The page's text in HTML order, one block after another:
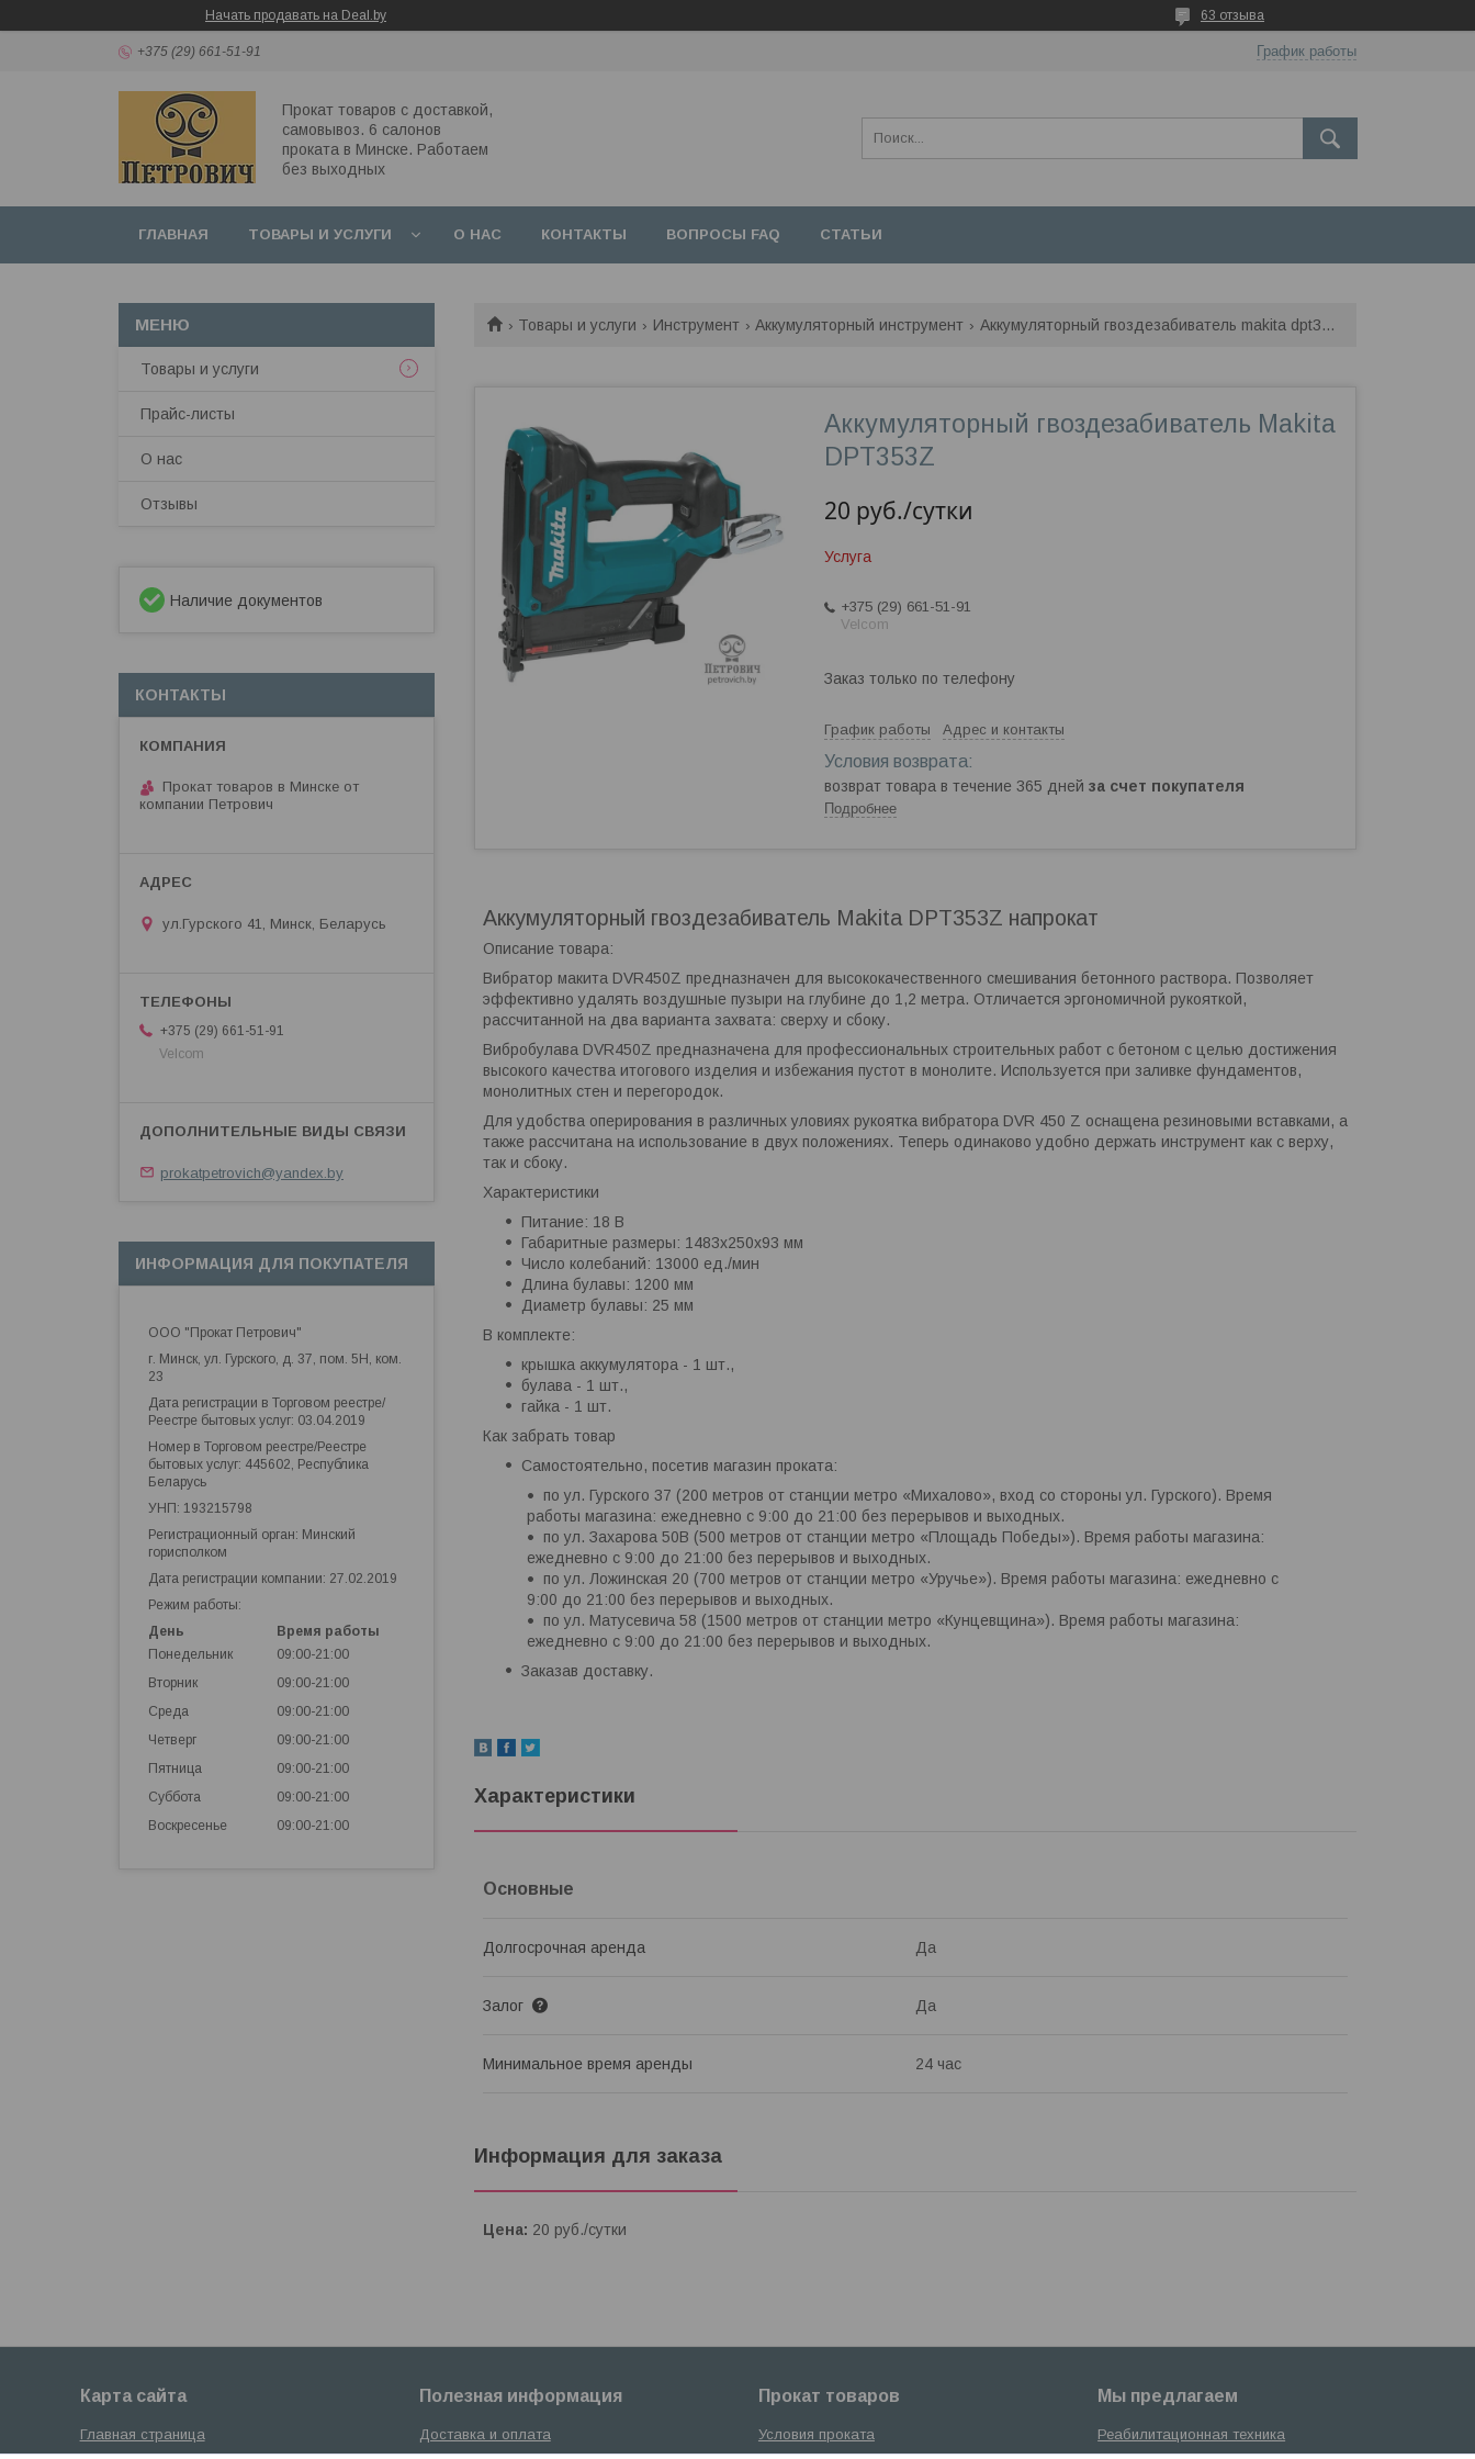
Начать продавать на Deal.by 63 отзыва
+375 (29) 661-51-91 График работы
Прокат товаров с доставкой,
самовывоз. 6 салонов
проката в Минске. Работаем
без выходных
ГЛАВНАЯ ТОВАРЫ И УСЛУГИ О НАС КОНТАКТЫ ВОПРОСЫ FAQ СТАТЬИ
Товары и услуги Инструмент Аккумуляторный инструмент Аккумуляторный гвоздезабиватель makita dpt353z
Аккумуляторный гвоздезабиватель Makita
DPT353Z
20 руб./сутки
Услуга
+375 (29) 661-51-91
Velcom
Заказ только по телефону
График работы Адрес и контакты
возврат товара в течение 365 дней за счет покупателя
Подробнее
Аккумуляторный гвоздезабиватель Makita DPT353Z напрокат
Описание товара:
Вибратор макита DVR450Z предназначен для высококачественного смешивания бетонного раствора. Позволяет
эффективно удалять воздушные пузыри на глубине до 1,2 метра. Отличается эргономичной рукояткой,
рассчитанной на два варианта захвата: сверху и сбоку.
Вибробулава DVR450Z предназначена для профессиональных строительных работ с бетоном с целью достижения
высокого качества итогового изделия и избежания пустот в монолите. Используется при заливке фундаментов,
монолитных стен и перегородок.
Для удобства оперирования в различных уловиях рукоятка вибратора DVR 450 Z оснащена резиновыми вставками, а
также рассчитана на использование в двух положениях. Теперь одинаково удобно держать инструмент как с верху,
так и сбоку.
Характеристики
Питание: 18 В
Габаритные размеры: 1483х250х93 мм
Число колебаний: 13000 ед./мин
Длина булавы: 1200 мм
Диаметр булавы: 25 мм
В комплекте:
крышка аккумулятора - 1 шт.,
булава - 1 шт.,
гайка - 1 шт.
Как забрать товар
Самостоятельно, посетив магазин проката:
по ул. Гурского 37 (200 метров от станции метро «Михалово», вход со стороны ул. Гурского). Время
работы магазина: ежедневно с 9:00 до 21:00 без перерывов и выходных.
по ул. Захарова 50В (500 метров от станции метро «Площадь Победы»). Время работы магазина:
ежедневно с 9:00 до 21:00 без перерывов и выходных.
по ул. Ложинская 20 (700 метров от станции метро «Уручье»). Время работы магазина: ежедневно с
9:00 до 21:00 без перерывов и выходных.
по ул. Матусевича 58 (1500 метров от станции метро «Кунцевщина»). Время работы магазина:
ежедневно с 9:00 до 21:00 без перерывов и выходных.
Заказав доставку.
Характеристики
Основные
Долгосрочная аренда Да
Залог Да
Минимальное время аренды 24 час
Информация для заказа
Цена: 20 руб./сутки
Товары и услуги
Прайс-листы
О нас
Отзывы
Наличие документов
КОНТАКТЫ
Прокат товаров в Минске от
компании Петрович
ул.Гурского 41, Минск, Беларусь
+375 (29) 661-51-91
Velcom
prokatpetrovich@yandex.by
ИНФОРМАЦИЯ ДЛЯ ПОКУПАТЕЛЯ
ООО "Прокат Петрович"
г. Минск, ул. Гурского, д. 37, пом. 5Н, ком.
23
Дата регистрации в Торговом реестре/
Реестре бытовых услуг: 03.04.2019
Номер в Торговом реестре/Реестре
бытовых услуг: 445602, Республика
Беларусь
УНП: 193215798
Регистрационный орган: Минский
горисполком
Дата регистрации компании: 27.02.2019
Режим работы:
День
Время работы
Понедельник
09:00-21:00
Вторник
09:00-21:00
Среда
09:00-21:00
Четверг
09:00-21:00
Пятница
09:00-21:00
Суббота
09:00-21:00
Воскресенье
09:00-21:00
Карта сайта
Главная страница
Полезная информация
Доставка и оплата
Прокат товаров
Условия проката
Мы предлагаем
Реабилитационная техника